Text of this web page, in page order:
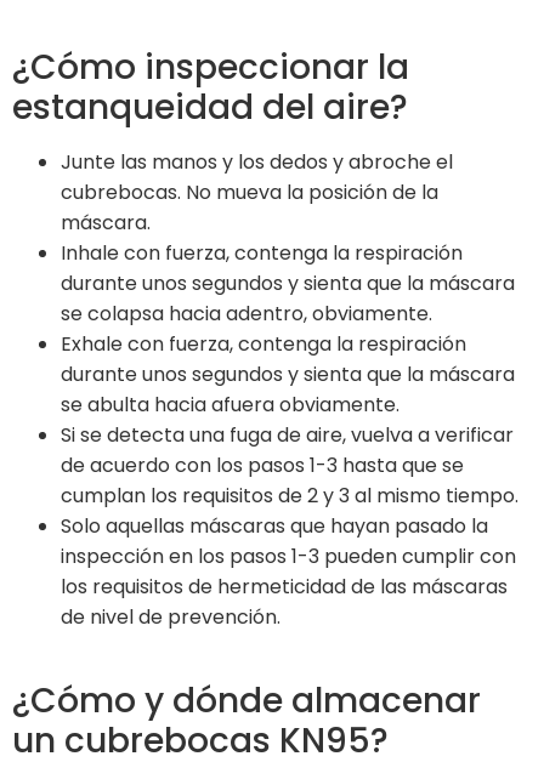
¿Cómo inspeccionar la
estanqueidad del aire?
Junte las manos y los dedos y abroche el
cubrebocas. No mueva la posición de la
máscara.
Inhale con fuerza, contenga la respiración
durante unos segundos y sienta que la máscara
se colapsa hacia adentro, obviamente.
Exhale con fuerza, contenga la respiración
durante unos segundos y sienta que la máscara
se abulta hacia afuera obviamente.
Si se detecta una fuga de aire, vuelva a verificar
de acuerdo con los pasos 1-3 hasta que se
cumplan los requisitos de 2 y 3 al mismo tiempo.
Solo aquellas máscaras que hayan pasado la
inspección en los pasos 1-3 pueden cumplir con
los requisitos de hermeticidad de las máscaras
de nivel de prevención.
¿Cómo y dónde almacenar
un cubrebocas KN95?